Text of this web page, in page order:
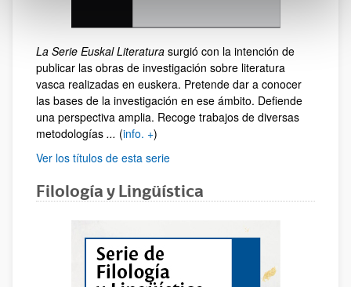
La Serie Euskal Literatura surgió con la intención de
publicar las obras de investigación sobre literatura
vasca realizadas en euskera. Pretende dar a conocer
las bases de la investigación en ese ámbito. Defiende
una perspectiva amplia. Recoge trabajos de diversas
metodologías ... (info. +)
Ver los títulos de esta serie
Filología y Lingüística